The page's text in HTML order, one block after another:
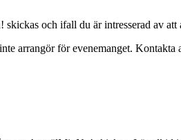
och ifall du är intresserad av att
arrangör för evenemanget. Kontakta